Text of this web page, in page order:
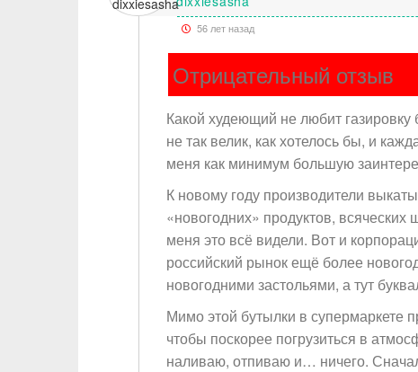
56 лет назад
Отрицательный отзыв
Какой худеющий не любит
не так велик, как хотелось бы, и
меня как минимум большую
К новому году производители
«новогодних» продуктов,
меня это всё видели. Вот и
российский рынок ещё более
новогодними застольями, а тут
Мимо этой бутылки в супермаркете
чтобы поскорее погрузиться в
наливаю, отпиваю и… ничего.